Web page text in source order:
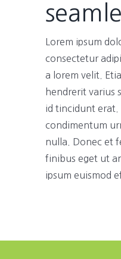
Lorem ipsum
consectetur
a lorem velit.
hendrerit varius
id tincidunt erat.
condimentum
nulla. Donec et
finibus eget ut
ipsum euismod